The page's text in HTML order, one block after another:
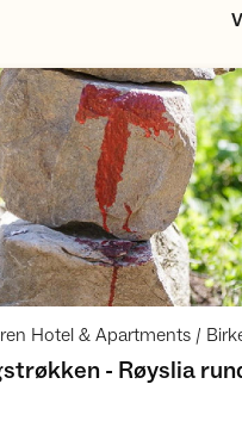
Åpne aktivitet
- Røyslia